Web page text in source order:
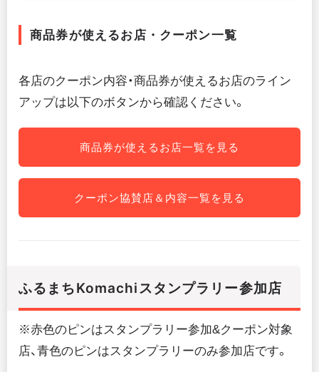
商品券が使えるお店・クーポン一覧
各店のクーポン内容・商品券が使えるお店のライン
アップは以下のボタンから確認ください。
商品券が使えるお店一覧を見る
クーポン協賛店＆内容一覧を見る
ふるまちKomachiスタンプラリー参加店
※赤色のピンはスタンプラリー参加&クーポン対象
店、青色のピンはスタンプラリーのみ参加店です。